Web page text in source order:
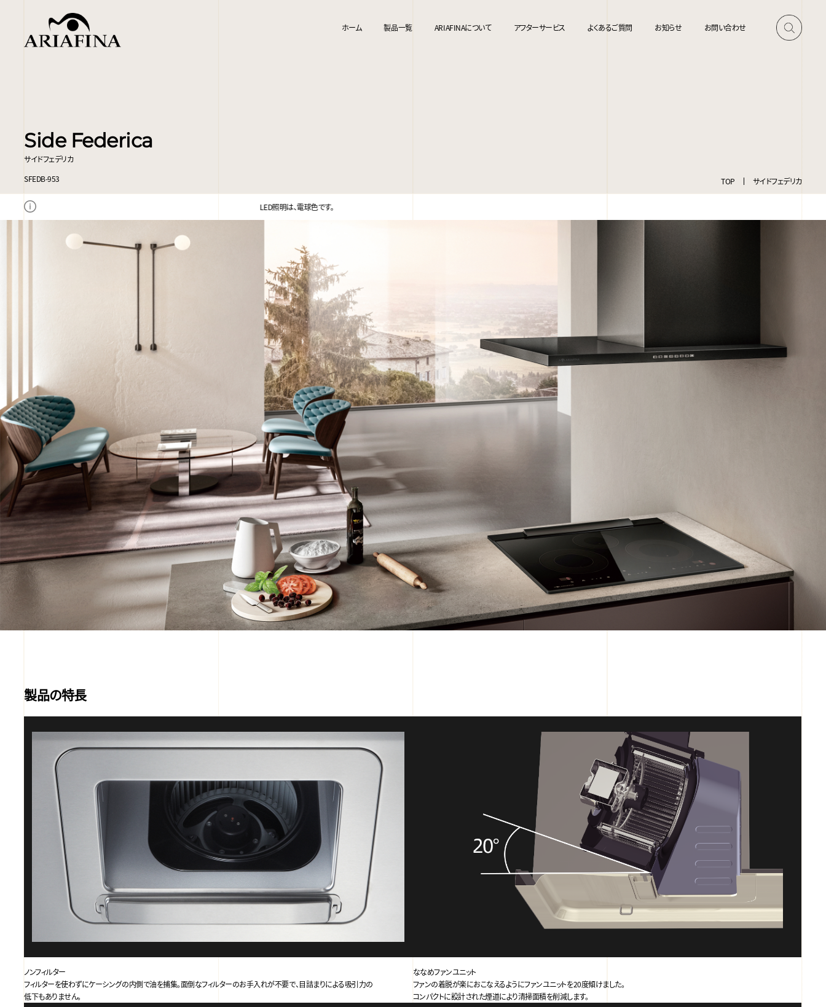
ホーム 製品一覧 ARIAFINAについて アフターサービス よくあるご質問 お知らせ お問い合わせ
Side Federica
サイドフェデリカ
SFEDB-953
TOP サイドフェデリカ
製品の特長
ノンフィルター
フィルターを使わずにケーシングの内側で油を捕集。面倒なフィルターのお手入れが不要で、目詰まりによる吸引力の
低下もありません。
ななめファンユニット
ファンの着脱が楽におこなえるようにファンユニットを20度傾けました。
コンパクトに設計された煙道により清掃面積を削減します。